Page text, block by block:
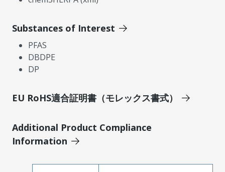
Substances of Interest
PFAS
DBDPE
DP
EU RoHS適合証明書（モレックス書式）
Additional Product Compliance
Information